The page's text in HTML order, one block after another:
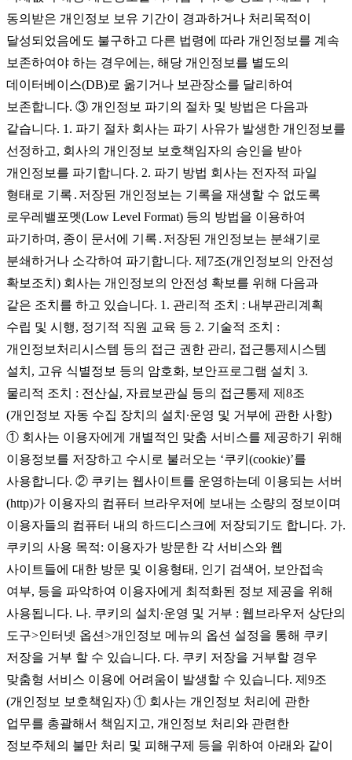
동의받은 개인정보 보유 기간이 경과하거나 처리목적이
달성되었음에도 불구하고 다른 법령에 따라 개인정보를 계속
보존하여야 하는 경우에는, 해당 개인정보를 별도의
데이터베이스(DB)로 옮기거나 보관장소를 달리하여
보존합니다. ③ 개인정보 파기의 절차 및 방법은 다음과
같습니다. 1. 파기 절차 회사는 파기 사유가 발생한 개인정보를
선정하고, 회사의 개인정보 보호책임자의 승인을 받아
개인정보를 파기합니다. 2. 파기 방법 회사는 전자적 파일
형태로 기록․저장된 개인정보는 기록을 재생할 수 없도록
로우레밸포멧(Low Level Format) 등의 방법을 이용하여
파기하며, 종이 문서에 기록․저장된 개인정보는 분쇄기로
분쇄하거나 소각하여 파기합니다. 제7조(개인정보의 안전성
확보조치) 회사는 개인정보의 안전성 확보를 위해 다음과
같은 조치를 하고 있습니다. 1. 관리적 조치 : 내부관리계획
수립 및 시행, 정기적 직원 교육 등 2. 기술적 조치 :
개인정보처리시스템 등의 접근 권한 관리, 접근통제시스템
설치, 고유 식별정보 등의 암호화, 보안프로그램 설치 3.
물리적 조치 : 전산실, 자료보관실 등의 접근통제 제8조
(개인정보 자동 수집 장치의 설치∙운영 및 거부에 관한 사항)
① 회사는 이용자에게 개별적인 맞춤 서비스를 제공하기 위해
이용정보를 저장하고 수시로 불러오는 ‘쿠키(cookie)’를
사용합니다. ② 쿠키는 웹사이트를 운영하는데 이용되는 서버
(http)가 이용자의 컴퓨터 브라우저에 보내는 소량의 정보이며
이용자들의 컴퓨터 내의 하드디스크에 저장되기도 합니다. 가.
쿠키의 사용 목적: 이용자가 방문한 각 서비스와 웹
사이트들에 대한 방문 및 이용형태, 인기 검색어, 보안접속
여부, 등을 파악하여 이용자에게 최적화된 정보 제공을 위해
사용됩니다. 나. 쿠키의 설치∙운영 및 거부 : 웹브라우저 상단의
도구>인터넷 옵션>개인정보 메뉴의 옵션 설정을 통해 쿠키
저장을 거부 할 수 있습니다. 다. 쿠키 저장을 거부할 경우
맞춤형 서비스 이용에 어려움이 발생할 수 있습니다. 제9조
(개인정보 보호책임자) ① 회사는 개인정보 처리에 관한
업무를 총괄해서 책임지고, 개인정보 처리와 관련한
정보주체의 불만 처리 및 피해구제 등을 위하여 아래와 같이